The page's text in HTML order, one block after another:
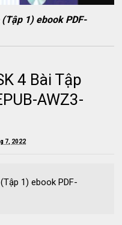
1) ebook PDF-
4 Bài Tập
AWZ3-
7, 2022
1) ebook PDF-